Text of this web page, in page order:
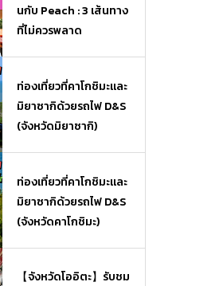
นกับ Peach : 3 เส้นทาง
ที่ไม่ควรพลาด
ท่องเที่ยวที่คาโกชิมะและ
มิยาซากิด้วยรถไฟ D&S
(จังหวัดมิยาซากิ)
ท่องเที่ยวที่คาโกชิมะและ
มิยาซากิด้วยรถไฟ D&S
(จังหวัดคาโกชิมะ)
【จังหวัดโออิตะ】รับชม